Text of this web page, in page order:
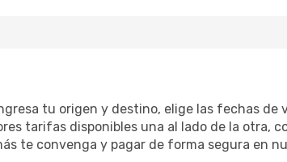
tu origen y destino, elige las fechas de
tarifas disponibles una al lado de la otra,
te convenga y pagar de forma segura en